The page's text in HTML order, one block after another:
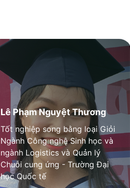
Lê Phạm Nguyệt Thương
Tốt nghiệp song bằng loại Giỏi
Ngành Công nghệ Sinh học và
ngành Logistics và Quản lý
Chuỗi cung ứng - Trường Đại
học Quốc tế